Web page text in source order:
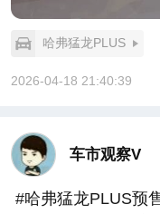
哈弗猛龙PLUS
2026-04-18 21:40:39
车市观察V
#哈弗猛龙PLUS预